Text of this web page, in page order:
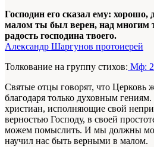
Господин его сказал ему:
малом ты был верен, над многим
радость господина твоего.
Александр Шаргунов протоиерей
Толкование на группу стихов: Мф:
Святые отцы говорят, что Церковь
благодаря только духовным
христиан, исполняющие свой
верностью Господу, в своей
можем помыслить. И мы должны
научил нас быть верными в малом.